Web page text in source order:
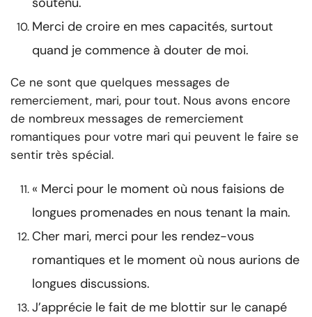
Merci de croire en mes capacités, surtout
quand je commence à douter de moi.
Ce ne sont que quelques messages de
remerciement, mari, pour tout. Nous avons encore
de nombreux messages de remerciement
romantiques pour votre mari qui peuvent le faire se
sentir très spécial.
« Merci pour le moment où nous faisions de
longues promenades en nous tenant la main.
Cher mari, merci pour les rendez-vous
romantiques et le moment où nous aurions de
longues discussions.
J’apprécie le fait de me blottir sur le canapé